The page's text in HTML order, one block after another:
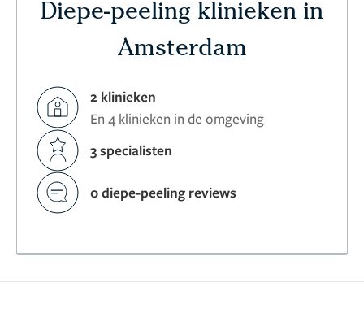
Diepe-peeling klinieken in
Amsterdam
2 klinieken
En 4 klinieken in de omgeving
3 specialisten
0 diepe-peeling reviews